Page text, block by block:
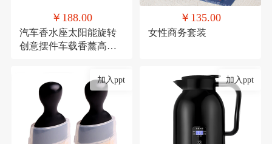
￥188.00
汽车香水座太阳能旋转
创意摆件车载香薰高档
￥135.00
女性商务套装
加入ppt 加入ppt